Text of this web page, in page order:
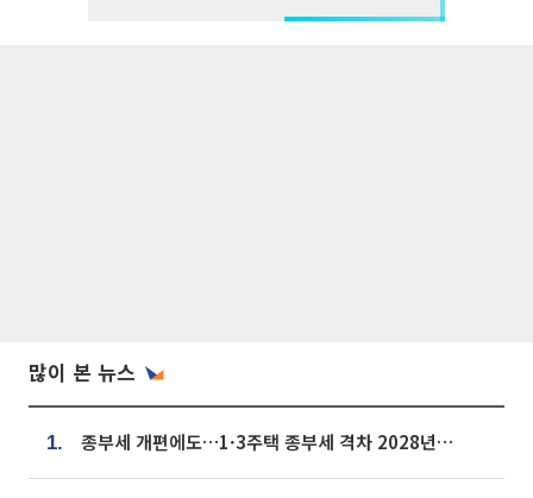
많이 본 뉴스
1. 종부세 개편에도…1·3주택 종부세 격차 2028년부터 확대